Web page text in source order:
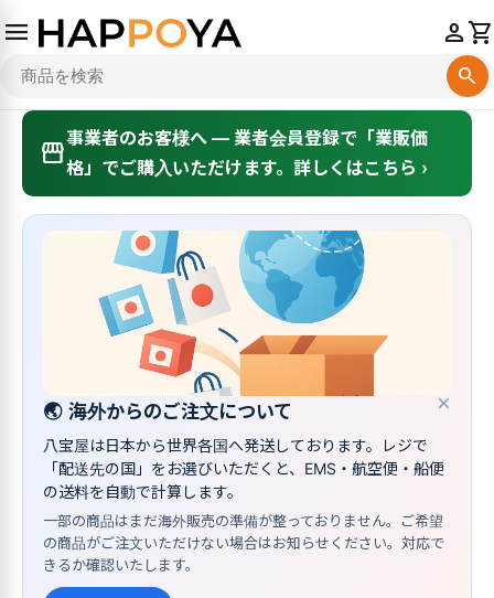
menu
search
personshopping_cart
storefront事業者のお客様へ — 業者会員登録で「業販価
格」でご購入いただけます。詳しくはこちら ›
×
🌏 海外からのご注文について
八宝屋は日本から世界各国へ発送しております。レジで
「配送先の国」をお選びいただくと、EMS・航空便・船便
の送料を自動で計算します。
一部の商品はまだ海外販売の準備が整っておりません。ご希望
の商品がご注文いただけない場合はお知らせください。対応で
きるか確認いたします。